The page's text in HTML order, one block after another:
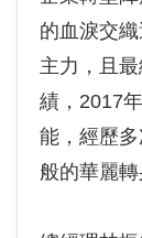
的血淚交
主力，且
績，2017
能，經歷
般的華麗轉